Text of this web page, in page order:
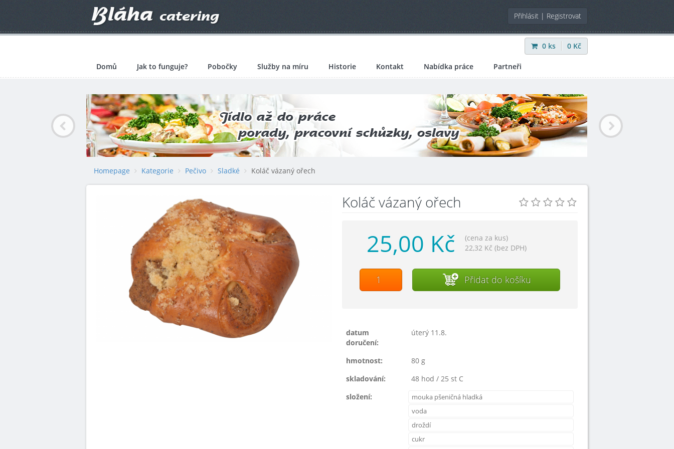
Přihlásit | Registrovat
0 ks 0 Kč
Domů Jak to funguje? Pobočky Služby na míru Historie Kontakt Nabídka práce Partneři
Homepage Kategorie Pečivo Sladké Koláč vázaný ořech
Koláč vázaný ořech
25,00 Kč
(cena za kus)
22,32 Kč (bez DPH)
Přidat do košíku
datum
doručení:
úterý 11.8.
hmotnost:
80 g
skladování:
48 hod / 25 st C
složení:
mouka pšeničná hladká
voda
droždí
cukr